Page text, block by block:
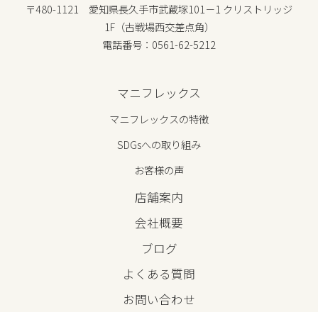
〒480-1121 愛知県長久手市武蔵塚101－1 クリストリッジ
1F（古戦場西交差点角）
電話番号：0561-62-5212
マニフレックス
マニフレックスの特徴
SDGsへの取り組み
お客様の声
店舗案内
会社概要
ブログ
よくある質問
お問い合わせ